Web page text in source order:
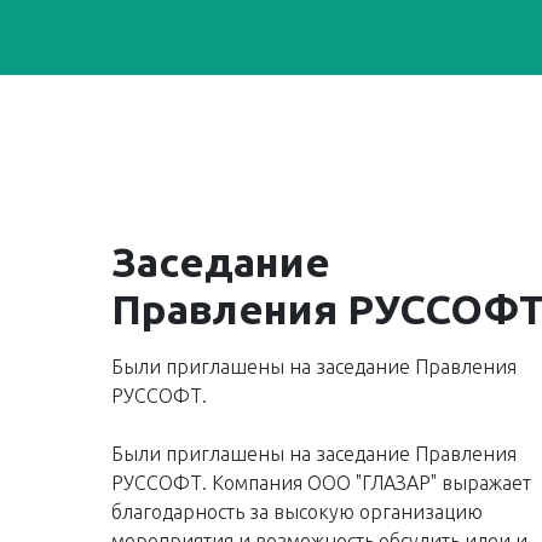
Заседание
Правления
Были приглашены на заседание Правления
РУССОФТ.
Были приглашены на заседание Правления
РУССОФТ. Компания ООО "ГЛАЗАР" выражает
благодарность за высокую организацию